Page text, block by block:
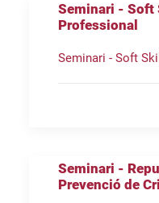
Seminari - Soft
Professional
Seminari - Soft
Seminari -
Prevenció de